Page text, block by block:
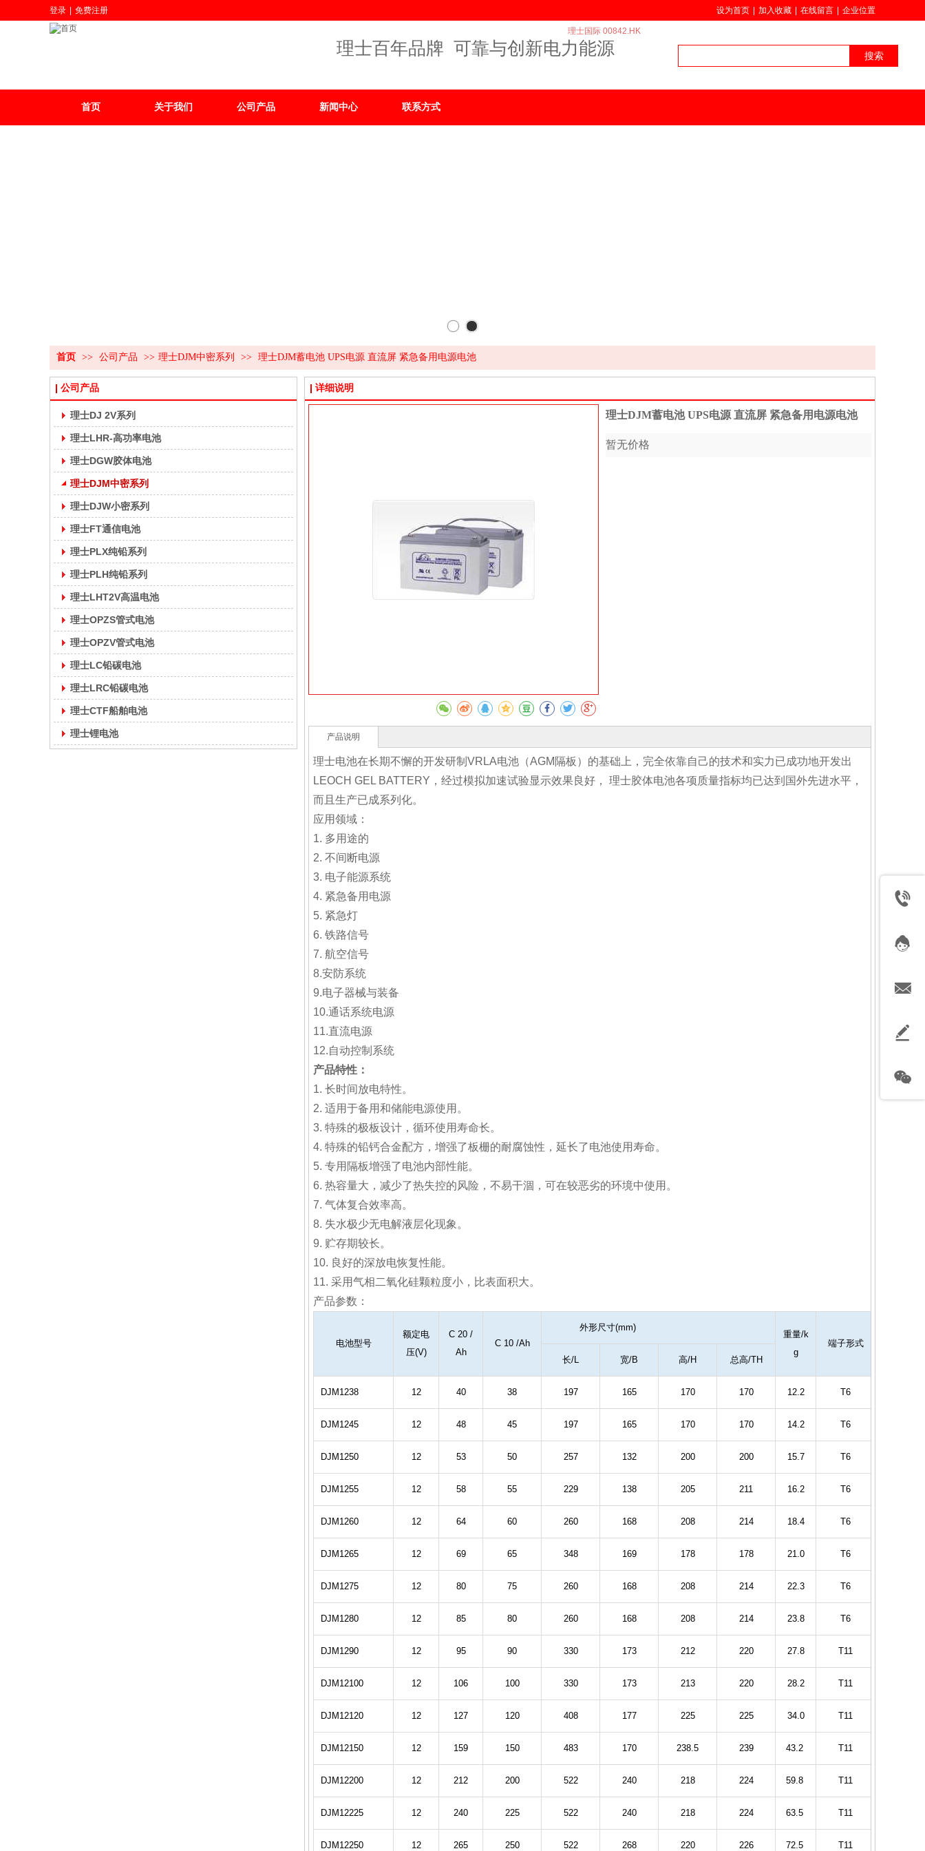
理士国际 00842.HK
理士百年品牌 可靠与创新电力能源 搜索
登录 免费注册 设为首页 加入收藏 在线留言 企业位置
首页 关于我们 公司产品 新闻中心 联系方式
首页 >> 公司产品 >> 理士DJM中密系列 >> 理士DJM蓄电池 UPS电源 直流屏 紧急备用电源电池
公司产品
理士DJ 2V系列
理士LHR-高功率电池
理士DGW胶体电池
理士DJM中密系列
理士DJW小密系列
理士FT通信电池
理士PLX纯铅系列
理士PLH纯铅系列
理士LHT2V高温电池
理士OPZS管式电池
理士OPZV管式电池
理士LC铅碳电池
理士LRC铅碳电池
理士CTF船舶电池
理士锂电池
详细说明
理士DJM蓄电池 UPS电源 直流屏 紧急备用电源电池
暂无价格
产品说明
理士电池在长期不懈的开发研制VRLA电池（AGM隔板）的基础上，完全依靠自己的技术和实力已成功地开发出
LEOCH GEL BATTERY，经过模拟加速试验显示效果良好， 理士胶体电池各项质量指标均已达到国外先进水平，
而且生产已成系列化。
应用领域：
1. 多用途的
2. 不间断电源
3. 电子能源系统
4. 紧急备用电源
5. 紧急灯
6. 铁路信号
7. 航空信号
8.安防系统
9.电子器械与装备
10.通话系统电源
11.直流电源
12.自动控制系统
产品特性：
1. 长时间放电特性。
2. 适用于备用和储能电源使用。
3. 特殊的极板设计，循环使用寿命长。
4. 特殊的铅钙合金配方，增强了板栅的耐腐蚀性，延长了电池使用寿命。
5. 专用隔板增强了电池内部性能。
6. 热容量大，减少了热失控的风险，不易干涸，可在较恶劣的环境中使用。
7. 气体复合效率高。
8. 失水极少无电解液层化现象。
9. 贮存期较长。
10. 良好的深放电恢复性能。
11. 采用气相二氧化硅颗粒度小，比表面积大。
产品参数：
电池型号
额定电
压(V)
C 20 /
Ah
C10/Ah
外形尺寸(mm)
重量/k
g
端子形式
长/L
宽/B 高/H 总高/TH
DJM1238 12 40 38 197 165 170 170 12.2 T6
DJM1245 12 48 45 197 165 170 170 14.2 T6
DJM1250 12 53 50 257 132 200 200 15.7 T6
DJM1255 12 58 55 229 138 205 211 16.2 T6
DJM1260 12 64 60 260 168 208 214 18.4 T6
DJM1265 12 69 65 348 169 178 178 21.0 T6
DJM1275 12 80 75 260 168 208 214 22.3 T6
DJM1280 12 85 80 260 168 208 214 23.8 T6
DJM1290 12 95 90 330 173 212 220 27.8 T11
DJM12100 12 106 100 330 173 213 220 28.2 T11
DJM12120 12 127 120 408 177 225 225 34.0 T11
DJM12150 12 159 150 483 170 238.5 239 43.2 T11
DJM12200 12 212 200 522 240 218 224 59.8 T11
DJM12225 12 240 225 522 240 218 224 63.5 T11
DJM12250 12 265 250 522 268 220 226 72.5 T11